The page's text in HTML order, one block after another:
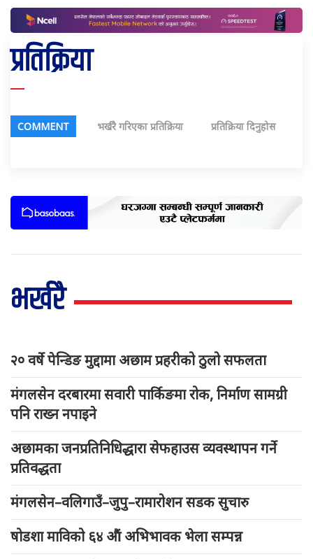
प्रतिक्रिया
COMMENT भर्खरै गरिएका प्रतिक्रिया प्रतिक्रिया दिनुहोस
भर्खरै
२० वर्षे पेन्डिङ मुद्दामा अछाम प्रहरीको ठुलो सफलता
मंगलसेन दरबारमा सवारी पार्किङमा रोक, निर्माण सामग्री
पनि राख्न नपाइने
अछामका जनप्रतिनिधिद्धारा सेफहाउस व्यवस्थापन गर्ने
प्रतिवद्धता
मंगलसेन–वलिगाउँ–जुपु–रामारोशन सडक सुचारु
षोडशा माविको ६४ औं अभिभावक भेला सम्पन्न